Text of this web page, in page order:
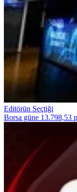
Editörün Seçtiği
Borsa güne 13.798,53